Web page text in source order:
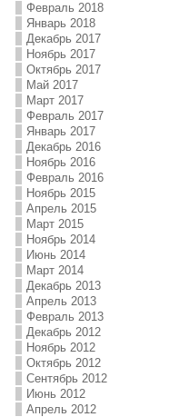
Февраль 2018
Январь 2018
Декабрь 2017
Ноябрь 2017
Октябрь 2017
Май 2017
Март 2017
Февраль 2017
Январь 2017
Декабрь 2016
Ноябрь 2016
Февраль 2016
Ноябрь 2015
Апрель 2015
Март 2015
Ноябрь 2014
Июнь 2014
Март 2014
Декабрь 2013
Апрель 2013
Февраль 2013
Декабрь 2012
Ноябрь 2012
Октябрь 2012
Сентябрь 2012
Июнь 2012
Апрель 2012